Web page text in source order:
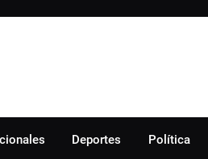
Deportes Política